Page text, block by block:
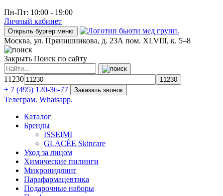
Пн-Пт: 10:00 - 19:00
Личный кабинет
Открыть бургер меню
Москва, ул. Прянишникова, д. 23А пом. XLVIII, к. 5–8
Закрыть Поиск по сайту
11230
+ 7 (495) 120-36-77
Заказать звонок
Телеграм. Whatsapp.
Каталог
Бренды
ISSEIMI
GLACÉE Skincare
Уход за лицом
Химические пилинги
Микронидлинг
Парафармацевтика
Подарочные наборы